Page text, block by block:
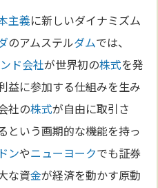
主義に新しいダイナミズム
のアムステルダムでは、
ド会社が世界初の株式を発
益に参加する仕組みを生み
社の株式が自由に取引さ
という画期的な機能を持っ
ンやニューヨークでも証券
な資金が経済を動かす原動